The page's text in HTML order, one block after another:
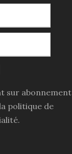
sur abonnement
politique de